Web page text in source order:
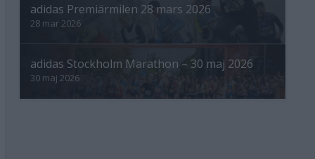
adidas Premiärmilen 28 mars 2026
28 mar 2026
adidas Stockholm Marathon – 30 maj 2026
30 maj 2026